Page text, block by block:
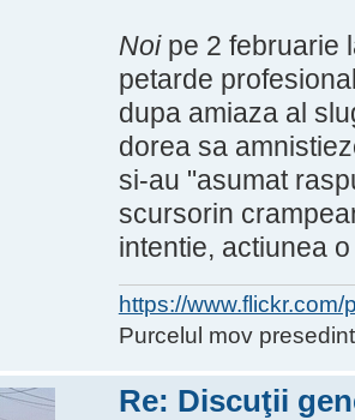
Noipe 2 februarie
petarde
dupa amiaza al
dorea sa
si-au "asumat
scursorin
intentie, actiunea
https://
Purcelul mov
Re: Discuţii